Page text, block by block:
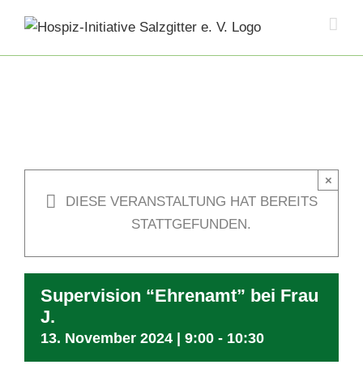
content
DIESE VERANSTALTUNG HAT BEREITS
STATTGEFUNDEN.
×
Supervision “Ehrenamt” bei Frau
J.
13. November 2024 | 9:00 - 10:30